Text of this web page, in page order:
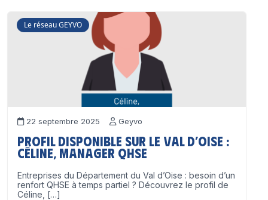
Le réseau GEYVO
22 septembre 2025 Geyvo
Profil disponible sur le Val d’Oise :
Céline, Manager QHSE
Entreprises du Département du Val d’Oise : besoin d’un
renfort QHSE à temps partiel ? Découvrez le profil de
Céline, […]